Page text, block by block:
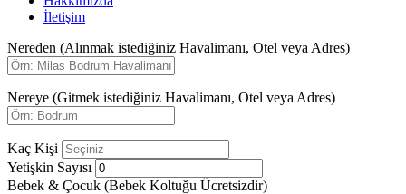
İletişim
Nereden (Alınmak istediğiniz Havalimanı, Otel veya Adres)
Nereye (Gitmek istediğiniz Havalimanı, Otel veya Adres)
Kaç Kişi
Yetişkin Sayısı
Bebek & Çocuk (Bebek Koltuğu Ücretsizdir)